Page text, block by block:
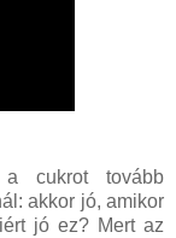
cukrot tovább
akkor jó, amikor
jó ez? Mert az